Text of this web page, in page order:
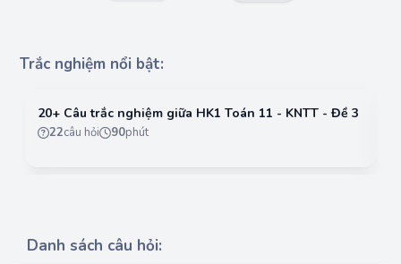
Trắc nghiệm nổi bật:
20+ Câu trắc nghiệm giữa HK1 Toán 11 - KNTT - Đề 3
22câu hỏi 90phút
Danh sách câu hỏi: